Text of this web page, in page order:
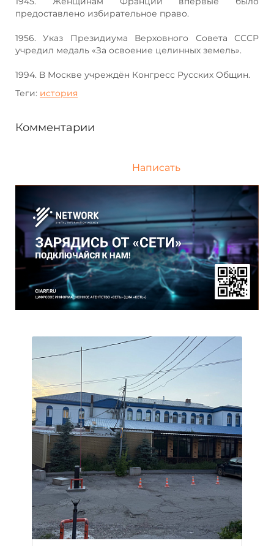
предоставлено избирательное право.
1956. Указ Президиума Верховного Совета СССР
учредил медаль «За освоение целинных земель».
1994. В Москве учреждён Конгресс Русских Общин.
Теги: история
Комментарии
Написать